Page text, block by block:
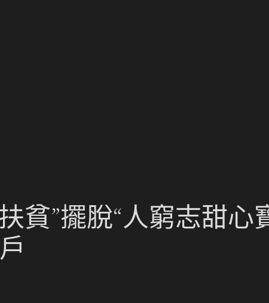
貧”擺脫“人窮志甜心